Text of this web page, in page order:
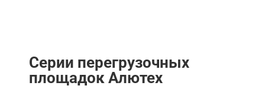
Кредит
Серии перегрузочных
площадок Алютех